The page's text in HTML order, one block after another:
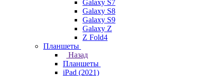
Galaxy S7
Galaxy S8
Galaxy S9
Galaxy Z
Z Fold4
Планшеты
Назад
Планшеты
iPad (2021)